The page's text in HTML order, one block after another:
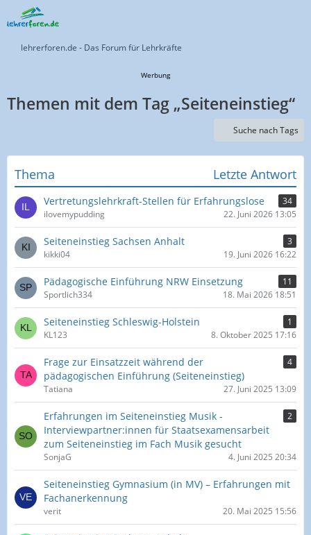
lehrerforen.de - Das Forum für Lehrkräfte
Werbung
Themen mit dem Tag „Seiteneinstieg“
Suche nach Tags
Thema Letzte Antwort
Vertretungslehrkraft-Stellen für Erfahrungslose
34
ilovemypudding
22. Juni 2026 13:05
Seiteneinstieg Sachsen Anhalt
3
kikki04
19. Juni 2026 16:22
Pädagogische Einführung NRW Einsetzung
11
Sportlich334
18. Mai 2026 18:51
Seiteneinstieg Schleswig-Holstein
1
KL123
8. Oktober 2025 17:16
Frage zur Einsatzzeit während der
pädagogischen Einführung (Seiteneinstieg)
4
Tatiana 27. Juni 2025 13:09
Erfahrungen im Seiteneinstieg Musik -
Interviewpartner:innen für Staatsexamensarbeit
zum Seiteneinstieg im Fach Musik gesucht
2
SonjaG 4. Juni 2025 20:34
Seiteneinstieg Gymnasium (in MV) – Erfahrungen mit
Fachanerkennung
verit 20. Mai 2025 15:56